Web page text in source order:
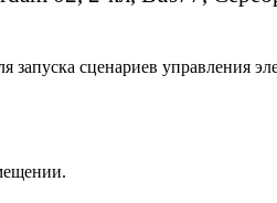
запуска сценариев управления